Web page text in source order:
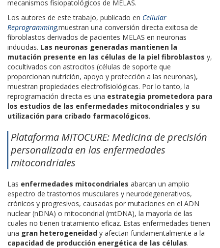
mecanismos fisiopatológicos de MELAS.
Los autores de este trabajo, publicado en Cellular
Reprogramming,muestran una conversión directa exitosa de
fibroblastos derivados de pacientes MELAS en neuronas
inducidas. Las neuronas generadas mantienen la
mutación presente en las células de la piel fibroblastos y,
cocultivados con astrocitos (células de soporte que
proporcionan nutrición, apoyo y protección a las neuronas),
muestran propiedades electrofisiológicas. Por lo tanto, la
reprogramación directa es una estrategia prometedora para
los estudios de las enfermedades mitocondriales y su
utilización para cribado farmacológicos.
Plataforma MITOCURE: Medicina de precisión
personalizada en las enfermedades
mitocondriales
Las enfermedades mitocondriales abarcan un amplio
espectro de trastornos musculares y neurodegenerativos,
crónicos y progresivos, causadas por mutaciones en el ADN
nuclear (nDNA) o mitocondrial (mtDNA), la mayoría de las
cuales no tienen tratamiento eficaz. Estas enfermedades tienen
una gran heterogeneidad y afectan fundamentalmente a la
capacidad de producción energética de las células.